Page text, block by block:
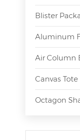
Blister
Aluminum
Air Column
Canvas
Octagon